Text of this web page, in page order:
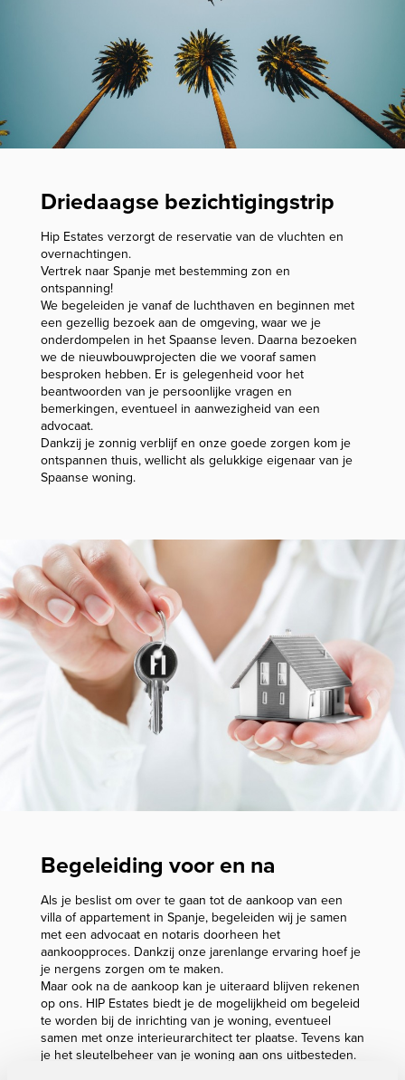
Driedaagse bezichtigingstrip
Hip Estates verzorgt de reservatie van de vluchten en
overnachtingen.
Vertrek naar Spanje met bestemming zon en
ontspanning!
We begeleiden je vanaf de luchthaven en beginnen met
een gezellig bezoek aan de omgeving, waar we je
onderdompelen in het Spaanse leven. Daarna bezoeken
we de nieuwbouwprojecten die we vooraf samen
besproken hebben. Er is gelegenheid voor het
beantwoorden van je persoonlijke vragen en
bemerkingen, eventueel in aanwezigheid van een
advocaat.
Dankzij je zonnig verblijf en onze goede zorgen kom je
ontspannen thuis, wellicht als gelukkige eigenaar van je
Spaanse woning.
Begeleiding voor en na
Als je beslist om over te gaan tot de aankoop van een
villa of appartement in Spanje, begeleiden wij je samen
met een advocaat en notaris doorheen het
aankoopproces. Dankzij onze jarenlange ervaring hoef je
je nergens zorgen om te maken.
Maar ook na de aankoop kan je uiteraard blijven rekenen
op ons. HIP Estates biedt je de mogelijkheid om begeleid
te worden bij de inrichting van je woning, eventueel
samen met onze interieurarchitect ter plaatse. Tevens kan
je het sleutelbeheer van je woning aan ons uitbesteden.